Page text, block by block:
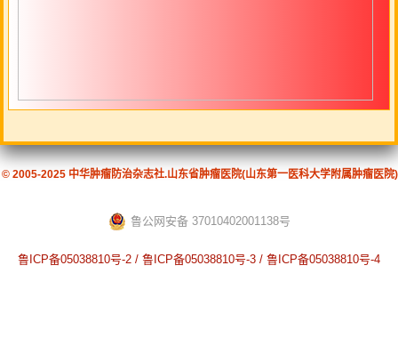
© 2005-2025 中华肿瘤防治杂志社.山东省肿瘤医院(山东第一医科大学附属肿瘤医院)
鲁公网安备 37010402001138号
鲁ICP备05038810号-2 / 鲁ICP备05038810号-3 / 鲁ICP备05038810号-4